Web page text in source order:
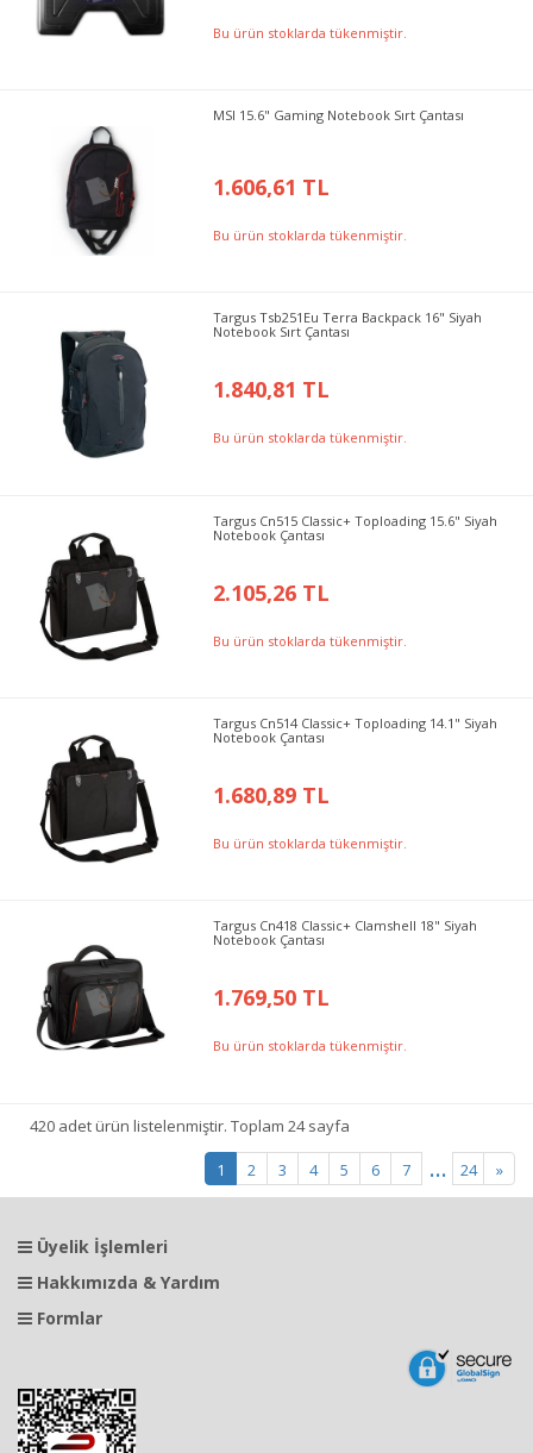
Bu ürün stoklarda tükenmiştir.
MSI 15.6" Gaming Notebook Sırt Çantası
1.606,61 TL
Bu ürün stoklarda tükenmiştir.
Targus Tsb251Eu Terra Backpack 16" Siyah
Notebook Sırt Çantası
1.840,81 TL
Bu ürün stoklarda tükenmiştir.
Targus Cn515 Classic+ Toploading 15.6" Siyah
Notebook Çantası
2.105,26 TL
Bu ürün stoklarda tükenmiştir.
Targus Cn514 Classic+ Toploading 14.1" Siyah
Notebook Çantası
1.680,89 TL
Bu ürün stoklarda tükenmiştir.
Targus Cn418 Classic+ Clamshell 18" Siyah
Notebook Çantası
1.769,50 TL
Bu ürün stoklarda tükenmiştir.
420 adet ürün listelenmiştir. Toplam 24 sayfa
1 2 3 4 5 6 7 ... 24 »
Üyelik İşlemleri
Hakkımızda & Yardım
Formlar